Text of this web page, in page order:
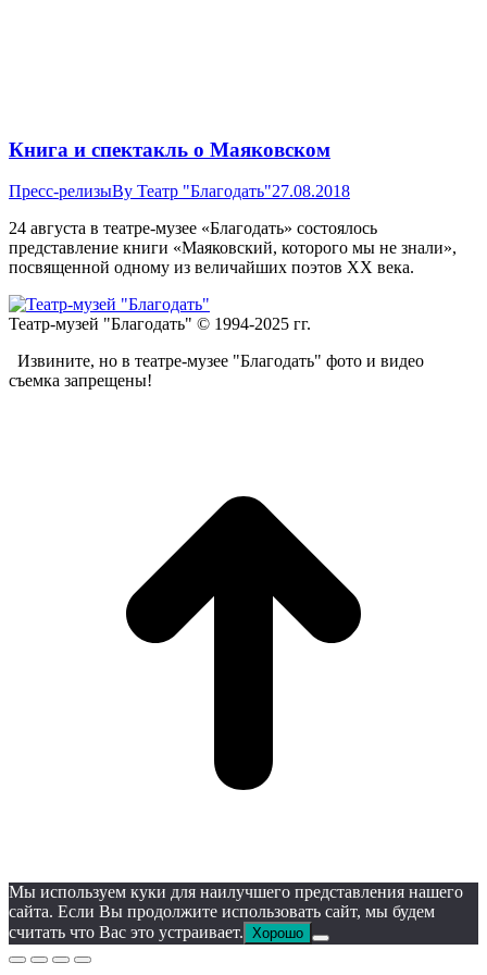
Книга и спектакль о Маяковском
Пресс-релизыBy Театр "Благодать"27.08.2018
24 августа в театре-музее «Благодать» состоялось
представление книги «Маяковский, которого мы не знали»,
посвященной одному из величайших поэтов XX века.
Театр-музей "Благодать" © 1994-2025 гг.
Извините, но в театре-музее "Благодать" фото и видео
съемка запрещены!
Мы используем куки для наилучшего представления нашего
сайта. Если Вы продолжите использовать сайт, мы будем
считать что Вас это устраивает. Хорошо